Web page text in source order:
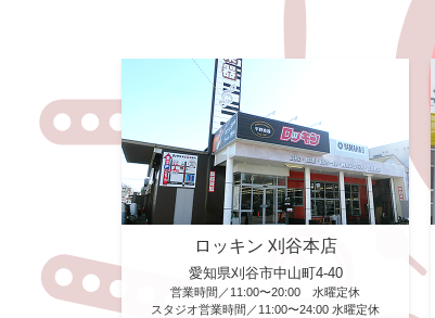
ロッキン 刈谷本店
愛知県刈谷市中山町4-40
営業時間／11:00〜20:00 水曜定休
スタジオ営業時間／11:00〜24:00 水曜定休